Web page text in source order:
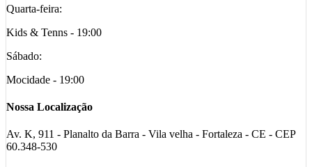
Quarta-feira:
Kids & Tenns - 19:00
Sábado:
Mocidade - 19:00
Nossa Localização
Av. K, 911 - Planalto da Barra - Vila velha - Fortaleza - CE - CEP
60.348-530